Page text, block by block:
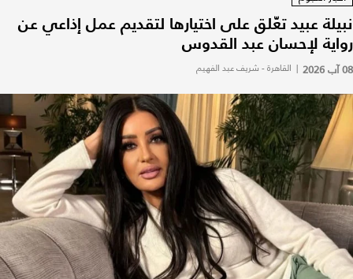
نبيلة عبيد تعّلق على اختيارها لتقديم عمل إذاعي عن
رواية لإحسان عبد القدوس
08 آب 2026 | القاهرة - شريف عبد الفهيم